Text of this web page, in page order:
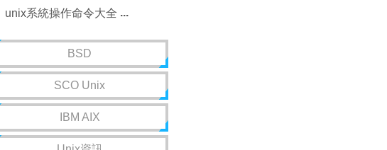
unix系統操作命令大全
BSD
SCO Unix
IBM AIX